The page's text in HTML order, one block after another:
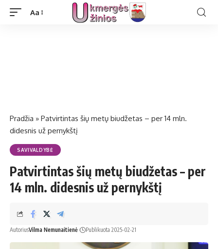
Aa
Pradžia » Patvirtintas šių metų biudžetas – per 14 mln.
didesnis už pernykštį
SAVIVALDYBĖ
Patvirtintas šių metų biudžetas – per
14 mln. didesnis už pernykštį
AutoriusVilma Nemunaitienė Publikuota 2025-02-21